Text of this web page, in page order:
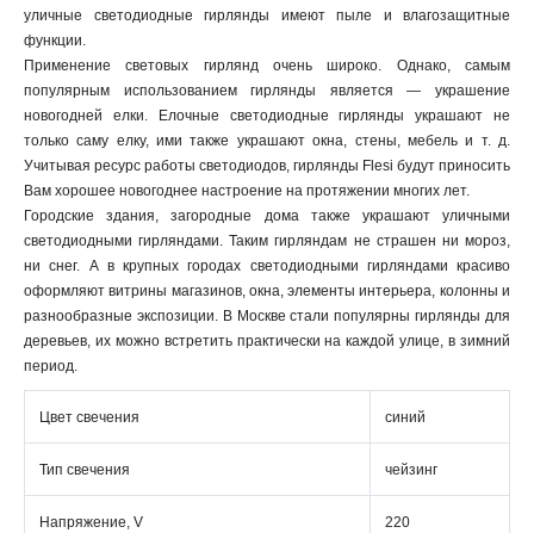
уличные светодиодные гирлянды имеют пыле и влагозащитные
функции.
Применение световых гирлянд очень широко. Однако, самым
популярным использованием гирлянды является — украшение
новогодней елки. Елочные светодиодные гирлянды украшают не
только саму елку, ими также украшают окна, стены, мебель и т. д.
Учитывая ресурс работы светодиодов, гирлянды Flesi будут приносить
Вам хорошее новогоднее настроение на протяжении многих лет.
Городские здания, загородные дома также украшают уличными
светодиодными гирляндами. Таким гирляндам не страшен ни мороз,
ни снег. А в крупных городах светодиодными гирляндами красиво
оформляют витрины магазинов, окна, элементы интерьера, колонны и
разнообразные экспозиции. В Москве стали популярны гирлянды для
деревьев, их можно встретить практически на каждой улице, в зимний
период.
Цвет свечения синий
Тип свечения чейзинг
Напряжение, V 220